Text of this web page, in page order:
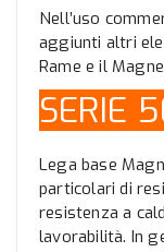
Nell’uso
aggiunti altri
Rame e il
SERIE
Lega base
particolari di
resistenza a
lavorabilità. In